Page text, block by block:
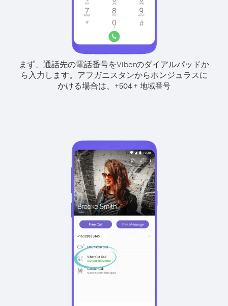
まず、通話先の電話番号をViberのダイアルパッドか
ら入力します。 アフガニスタンからホンジュラスに
かける場合は、 +504 + 地域番号